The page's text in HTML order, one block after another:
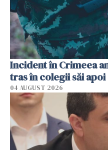
Incident în Crimeea
tras în colegii săi
04 AUGUST 2026